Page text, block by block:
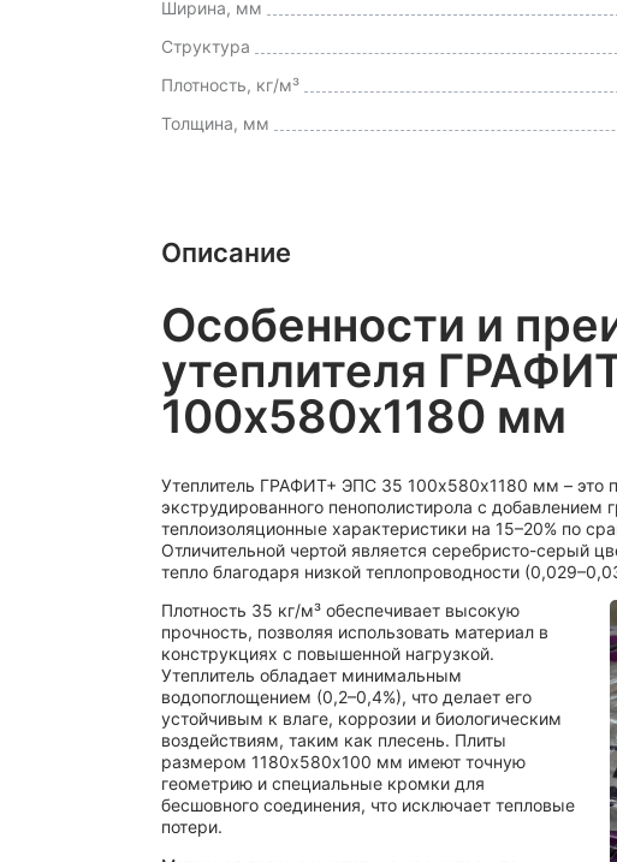
Ширина, мм
Структура
Плотность, кг/м³
Толщина, мм
Описание
Особенности и
утеплителя
100х580х1180 мм
Утеплитель ГРАФИТ+ ЭПС 35 100х580х1180 мм – это
экструдированного пенополистирола с добавлением
теплоизоляционные характеристики на 15–20% по
Отличительной чертой является серебристо-серый
тепло благодаря низкой теплопроводности
Плотность 35 кг/м³ обеспечивает высокую
прочность, позволяя использовать материал в
конструкциях с повышенной нагрузкой.
Утеплитель обладает минимальным
водопоглощением (0,2–0,4%), что делает его
устойчивым к влаге, коррозии и биологическим
воздействиям, таким как плесень. Плиты
размером 1180х580х100 мм имеют точную
геометрию и специальные кромки для
бесшовного соединения, что исключает тепловые
потери.